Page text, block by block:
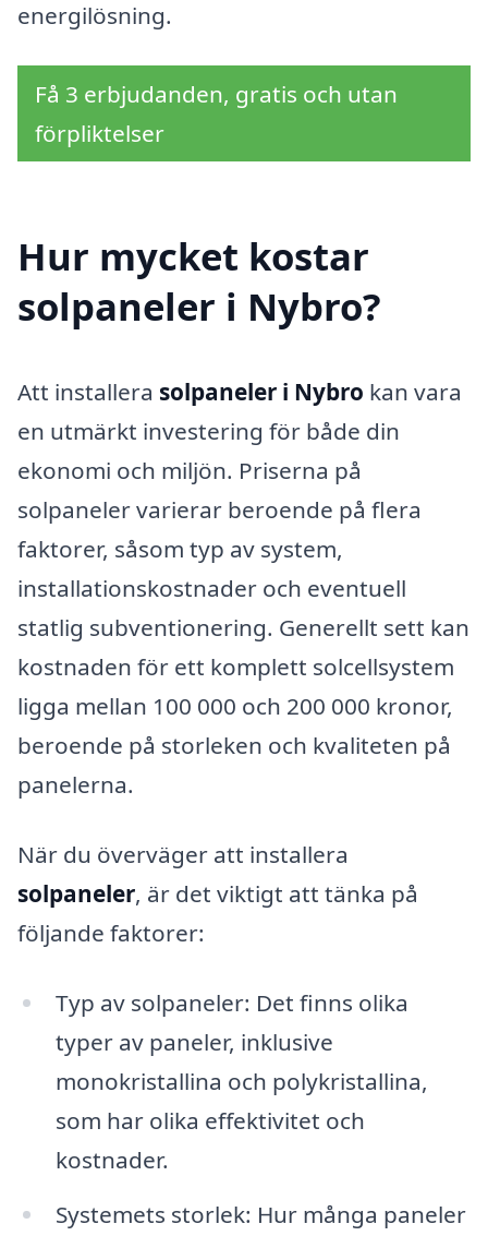
energilösning.
Få 3 erbjudanden, gratis och utan
förpliktelser
Hur mycket kostar
solpaneler i Nybro?
Att installera solpaneler i Nybro kan vara
en utmärkt investering för både din
ekonomi och miljön. Priserna på
solpaneler varierar beroende på flera
faktorer, såsom typ av system,
installationskostnader och eventuell
statlig subventionering. Generellt sett kan
kostnaden för ett komplett solcellsystem
ligga mellan 100 000 och 200 000 kronor,
beroende på storleken och kvaliteten på
panelerna.
När du överväger att installera
solpaneler, är det viktigt att tänka på
följande faktorer:
Typ av solpaneler: Det finns olika
typer av paneler, inklusive
monokristallina och polykristallina,
som har olika effektivitet och
kostnader.
Systemets storlek: Hur många paneler